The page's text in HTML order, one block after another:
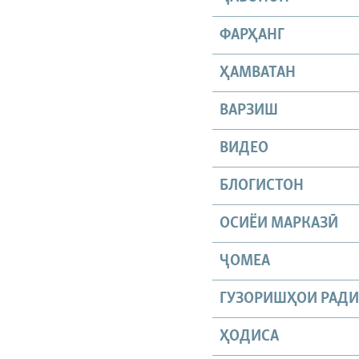
ФАРҲАНГ
ҲАМВАТАН
ВАРЗИШ
ВИДЕО
БЛОГИСТОН
ОСИЁИ МАРКАЗӢ
ҶОМEА
ГУЗОРИШҲОИ
ҲОДИСА